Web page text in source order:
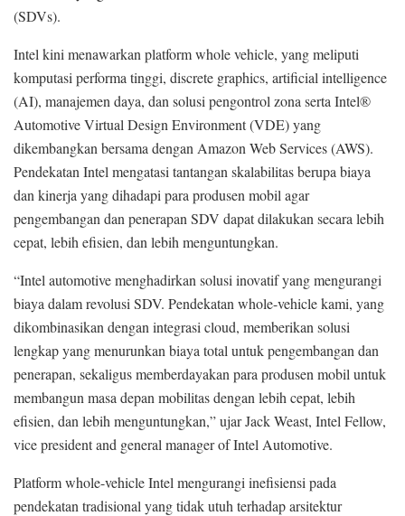
(SDVs).
Intel kini menawarkan platform whole vehicle, yang meliputi
komputasi performa tinggi, discrete graphics, artificial intelligence
(AI), manajemen daya, dan solusi pengontrol zona serta Intel®
Automotive Virtual Design Environment (VDE) yang
dikembangkan bersama dengan Amazon Web Services (AWS).
Pendekatan Intel mengatasi tantangan skalabilitas berupa biaya
dan kinerja yang dihadapi para produsen mobil agar
pengembangan dan penerapan SDV dapat dilakukan secara lebih
cepat, lebih efisien, dan lebih menguntungkan.
“Intel automotive menghadirkan solusi inovatif yang mengurangi
biaya dalam revolusi SDV. Pendekatan whole-vehicle kami, yang
dikombinasikan dengan integrasi cloud, memberikan solusi
lengkap yang menurunkan biaya total untuk pengembangan dan
penerapan, sekaligus memberdayakan para produsen mobil untuk
membangun masa depan mobilitas dengan lebih cepat, lebih
efisien, dan lebih menguntungkan,” ujar Jack Weast, Intel Fellow,
vice president and general manager of Intel Automotive.
Platform whole-vehicle Intel mengurangi inefisiensi pada
pendekatan tradisional yang tidak utuh terhadap arsitektur